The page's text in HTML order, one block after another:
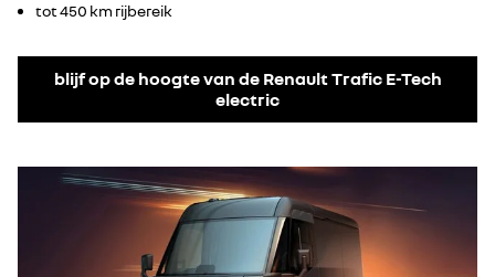
tot 450 km rijbereik
blijf op de hoogte van de Renault Trafic E-Tech
electric